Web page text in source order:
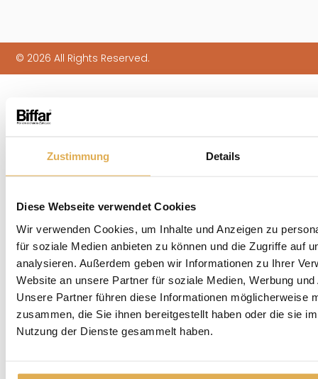
Zustimmung Details
Diese Webseite verwendet Cookies
Wir verwenden Cookies, um Inhalte und Anzeigen zu
für soziale Medien anbieten zu können und die Zugriffe auf
analysieren. Außerdem geben wir Informationen zu Ihrer
Website an unsere Partner für soziale Medien, Werbung
Unsere Partner führen diese Informationen möglicherweise
zusammen, die Sie ihnen bereitgestellt haben oder die sie
Nutzung der Dienste gesammelt haben.
© 2026 All Rights Reserved.